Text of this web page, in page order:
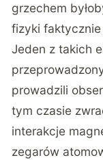
grzechem
fizyki
Jeden z takich
prowadzili
tym czasie
interakcje
zegarów